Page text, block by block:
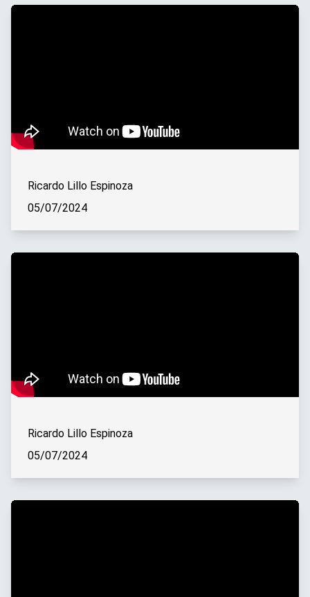
Ricardo Lillo Espinoza
05/07/2024
Ricardo Lillo Espinoza
05/07/2024